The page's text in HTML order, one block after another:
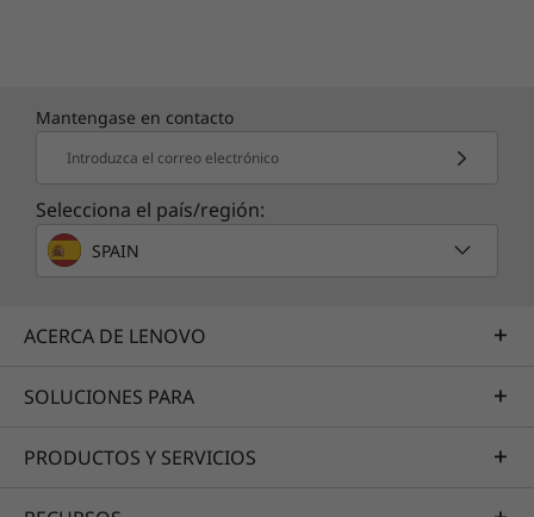
Mantengase en contacto
Introduzca el correo electrónico
Selecciona el país/región:
SPAIN
ACERCA DE LENOVO
SOLUCIONES PARA
PRODUCTOS Y SERVICIOS